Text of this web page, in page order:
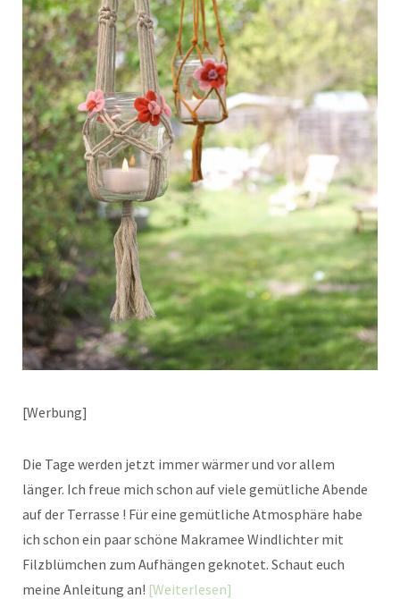
[Werbung]
Die Tage werden jetzt immer wärmer und vor allem
länger. Ich freue mich schon auf viele gemütliche Abende
auf der Terrasse ! Für eine gemütliche Atmosphäre habe
ich schon ein paar schöne Makramee Windlichter mit
Filzblümchen zum Aufhängen geknotet. Schaut euch
meine Anleitung an! Weiterlesen